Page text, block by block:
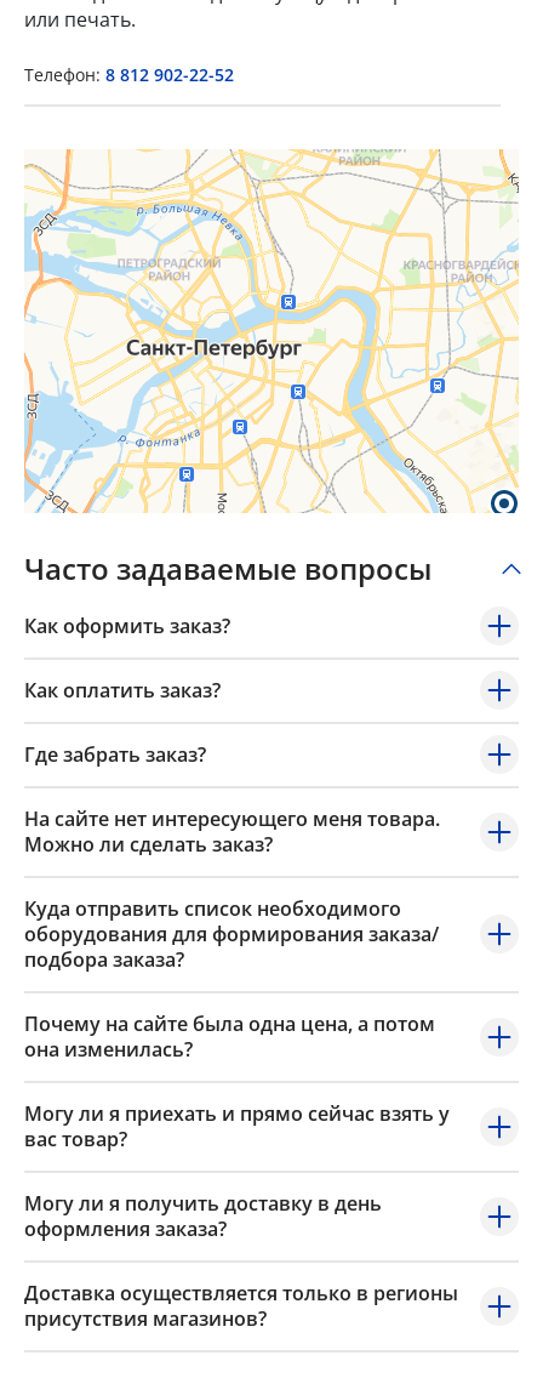
или печать.
Телефон: 8 812 902-22-52
Часто задаваемые вопросы
Как оформить заказ?
Как оплатить заказ?
Где забрать заказ?
На сайте нет интересующего меня товара.
Можно ли сделать заказ?
Куда отправить список необходимого
оборудования для формирования заказа/
подбора заказа?
Почему на сайте была одна цена, а потом
она изменилась?
Могу ли я приехать и прямо сейчас взять у
вас товар?
Могу ли я получить доставку в день
оформления заказа?
Доставка осуществляется только в регионы
присутствия магазинов?
Popup Content